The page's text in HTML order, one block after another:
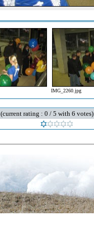
IMG_2260.jpg
(current rating : 0 / 5 with 6 votes)